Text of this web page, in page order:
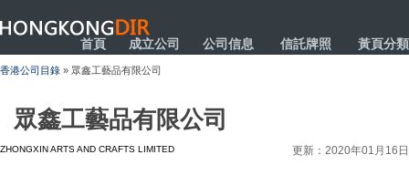
HONGKONGDIR
首頁 成立公司 公司信息 信託牌照 黃頁分類
香港公司目錄 » 眾鑫工藝品有限公司
眾鑫工藝品有限公司
ZHONGXIN ARTS AND CRAFTS LIMITED 更新：2020年01月16日